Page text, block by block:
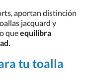
aportan distinción
jacquard y
queequilibra
tu toalla